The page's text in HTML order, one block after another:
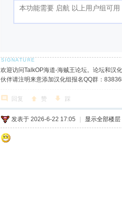
欢迎访问TalkOP海道-海贼王论坛。论坛和汉
伙伴请注明来意添加汉化组报名QQ群：
回复 赞 踩
发表于 2026-6-22 17:05 显示全部楼层